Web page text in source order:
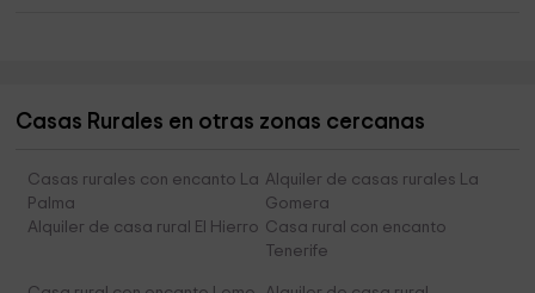
Casas Rurales en otras zonas cercanas
Casas rurales con encanto La
Palma
Alquiler de casas rurales La
Gomera
Alquiler de casa rural El Hierro Casa rural con encanto
Tenerife